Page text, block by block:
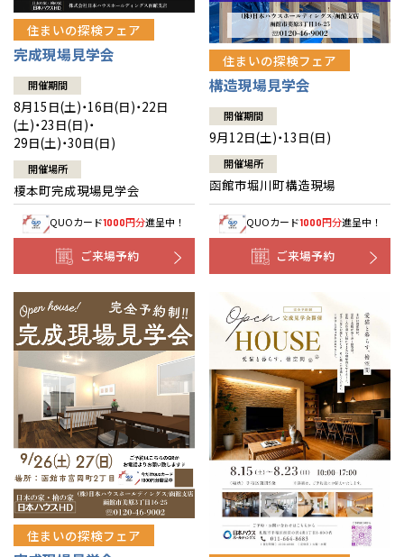
住まいの探検フェア
完成現場見学会
開催期間
8月15日(土)・16日(日)・22日
(土)・23日(日)・
29日(土)・30日(日)
開催場所
榎本町完成現場見学会
QUOカード1000円分進呈中！
ご来場予約
住まいの探検フェア
構造現場見学会
開催期間
9月12日(土)・13日(日)
開催場所
函館市堀川町構造現場
QUOカード1000円分進呈中！
ご来場予約
住まいの探検フェア